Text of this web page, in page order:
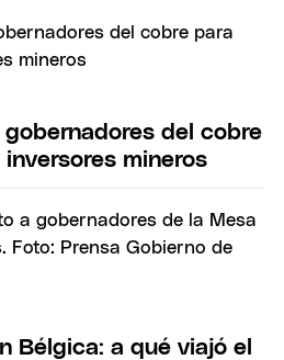
gobernadores del cobre
mineros
Bélgica: a qué viajó el